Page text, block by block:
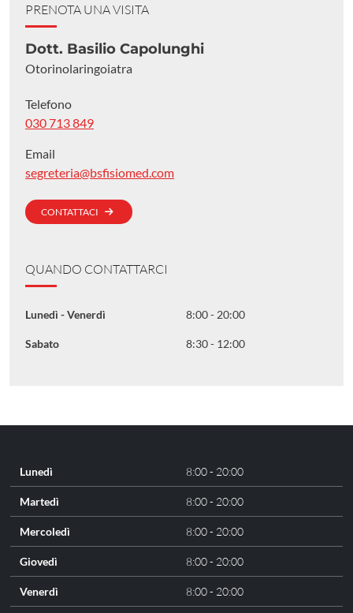
PRENOTA UNA VISITA
Dott. Basilio Capolunghi
Otorinolaringoiatra
Telefono
030 713 849
Email
segreteria@bsfisiomed.com
CONTATTACI
QUANDO CONTATTARCI
Lunedì - Venerdì 8:00 - 20:00
Sabato 8:30 - 12:00
Lunedì 8:00 - 20:00
Martedì 8:00 - 20:00
Mercoledì 8:00 - 20:00
Giovedì 8:00 - 20:00
Venerdì 8:00 - 20:00